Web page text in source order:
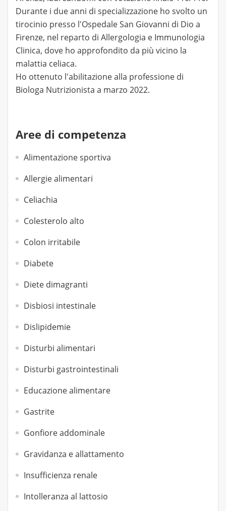
Durante i due anni di specializzazione ho svolto un
tirocinio presso l'Ospedale San Giovanni di Dio a
Firenze, nel reparto di Allergologia e Immunologia
Clinica, dove ho approfondito da più vicino la
malattia celiaca.
Ho ottenuto l'abilitazione alla professione di
Biologa Nutrizionista a marzo 2022.
Aree di competenza
Alimentazione sportiva
Allergie alimentari
Celiachia
Colesterolo alto
Colon irritabile
Diabete
Diete dimagranti
Disbiosi intestinale
Dislipidemie
Disturbi alimentari
Disturbi gastrointestinali
Educazione alimentare
Gastrite
Gonfiore addominale
Gravidanza e allattamento
Insufficienza renale
Intolleranza al lattosio